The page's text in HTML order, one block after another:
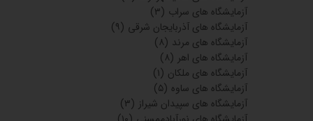
آزمایشگاه های سراب (۳)
آزمایشگاه های آذربایجان شرقی (۹)
آزمایشگاه های مرند (۸)
آزمایشگاه های اهر (۸)
آزمایشگاه های ملکان (۱)
آزمایشگاه های ساوه (۵)
آزمایشگاه های سپیدان شیراز (۳)